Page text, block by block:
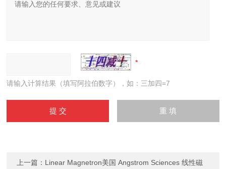
请输入计算结果（填写阿拉伯数字），如：三加四=7
上一篇： Linear Magnetron美国 Angstrom Sciences 线性磁